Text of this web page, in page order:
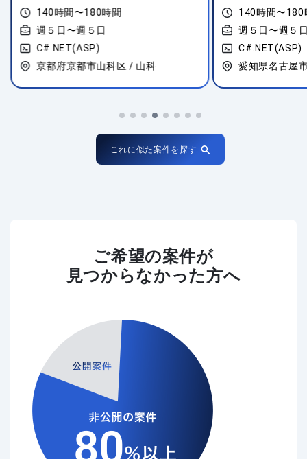
140時間〜180時間
週５日〜週５日
C#.NET(ASP)
京都府京都市山科区 / 山科
140時間〜180
週５日〜週５
C#.NET(ASP)
愛知県名古屋
これに似た案件を探す
ご希望の案件が
見つからなかった方へ